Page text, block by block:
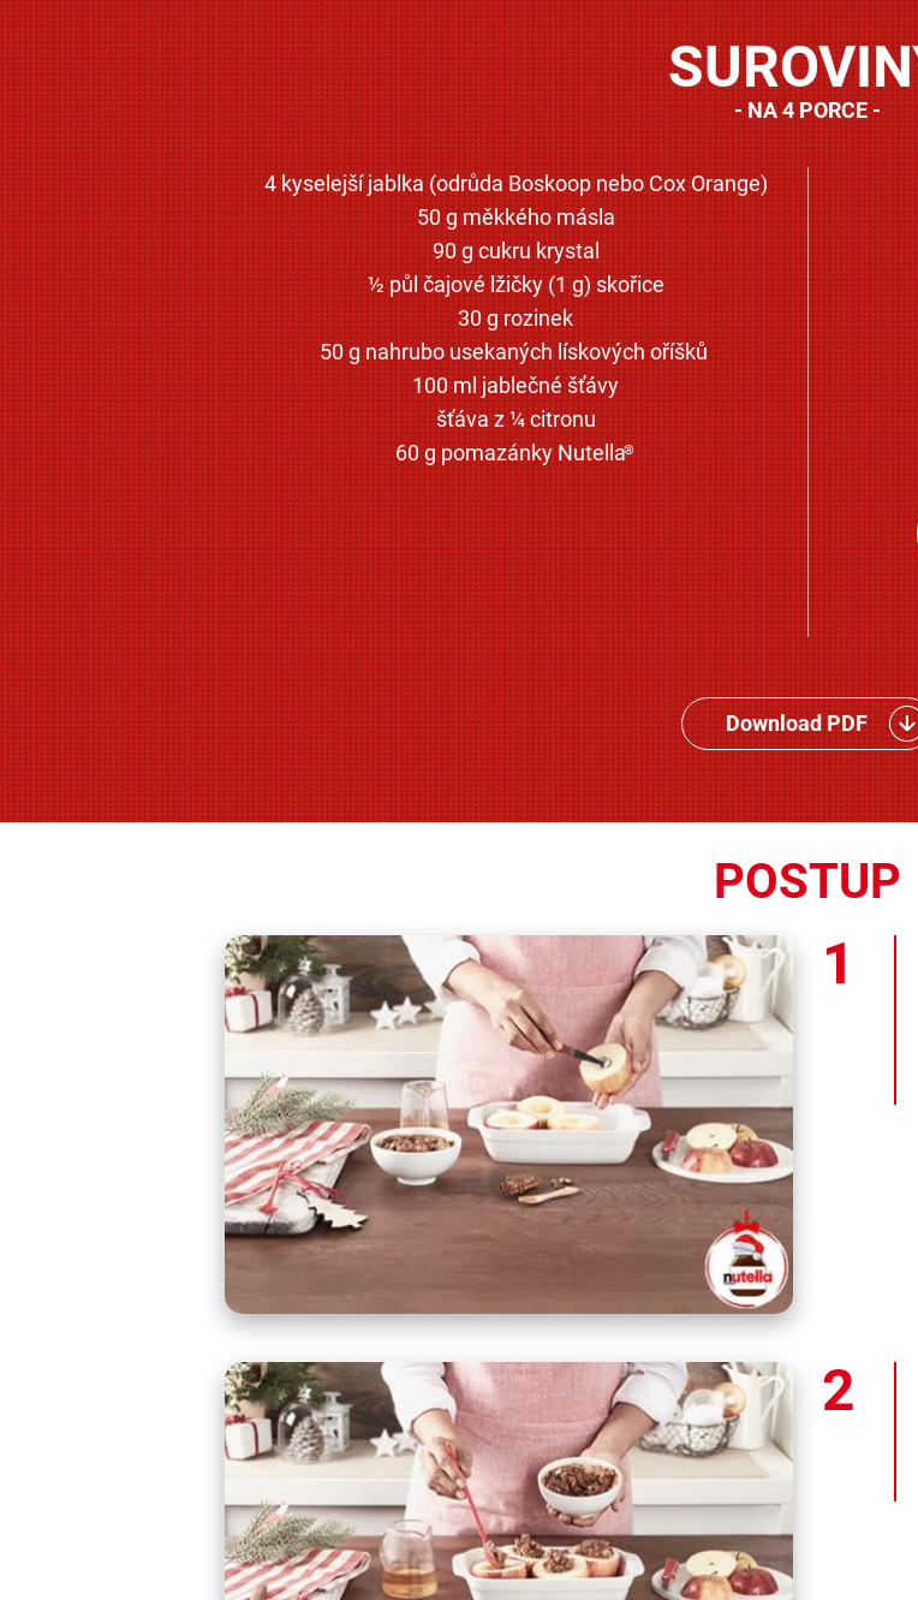
NA 4 PORCE
4 kyselejší jablka (odrůda Boskoop nebo Cox Orange)
50 g měkkého másla
90 g cukru krystal
½ půl čajové lžičky (1 g) skořice
30 g rozinek
50 g nahrubo usekaných lískových oříšků
100 ml jablečné šťávy
šťáva z ¼ citronu
60 g pomazánky Nutella®
Download PDF
POSTUP